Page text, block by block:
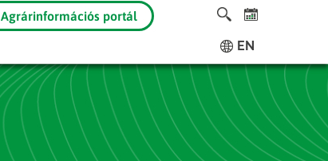
Agrárinformációs portál
EN